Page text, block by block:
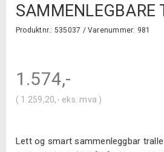
SAMMENLEGBARE
Produktnr.: 535037 / Varenummer: 981
1.574,-
( 1.259,20,- eks. mva )
Lett og smart sammenleggbar